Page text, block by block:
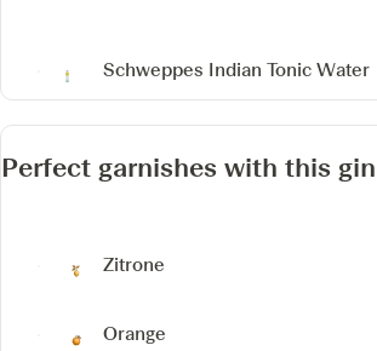
Schweppes Indian Tonic Water
Perfect garnishes with this gin
Zitrone
Orange